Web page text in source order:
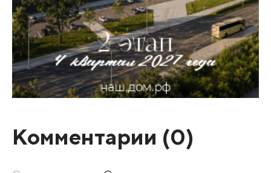
Комментарии (0)